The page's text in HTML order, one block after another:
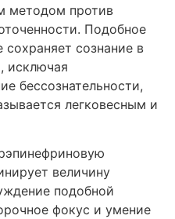
методом против
Подобное
сознание в
исключая
бессознательности,
легковесным и
величину
подобной
фокус и умение